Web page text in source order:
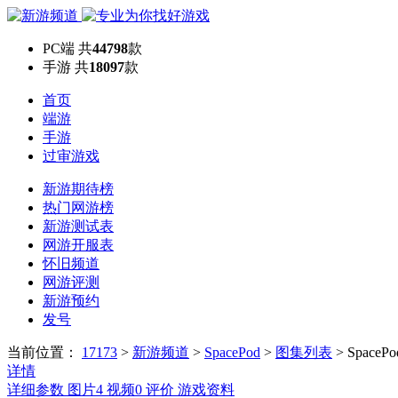
PC端 共44798款
手游 共18097款
首页
端游
手游
过审游戏
新游期待榜
热门网游榜
新游测试表
网游开服表
怀旧频道
网游评测
新游预约
发号
当前位置： 17173 > 新游频道 > SpacePod > 图集列表 >
详情
详细参数 图片4 视频0 评价 游戏资料